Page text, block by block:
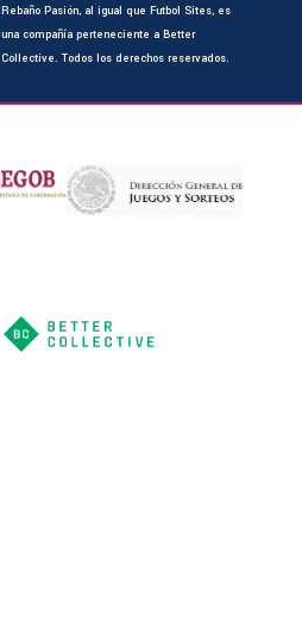
Rebaño Pasión, al igual que Futbol Sites, es
una compañía perteneciente a Better
Collective. Todos los derechos reservados.